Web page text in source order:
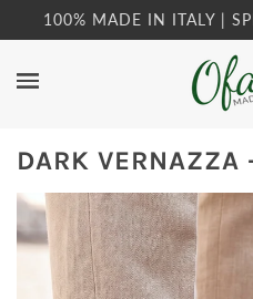
100% MADE IN ITALY |
DARK VERNAZZA